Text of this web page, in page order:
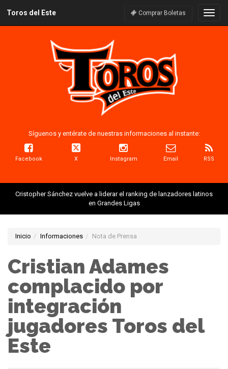
Toros del Este Comprar Boletas
Síguenos y entérate de nuestras informaciones al instante:
Facebook X Instagram Email RSS
Cristopher Sánchez vuelve a liderar el ranking de lanzadores latinos
en Grandes Ligas
Inicio Informaciones Nota de Prensa
Cristian Adames
complacido por
integración
jugadores Toros del
Este